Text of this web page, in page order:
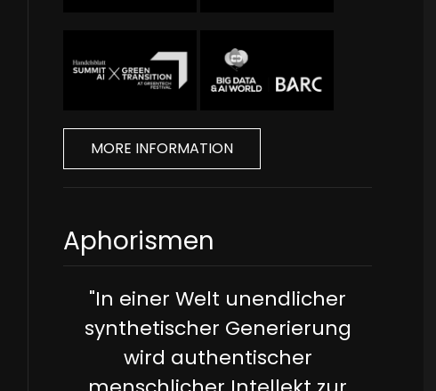
MORE INFORMATION
Aphorismen
"In einer Welt unendlicher
synthetischer Generierung
wird authentischer